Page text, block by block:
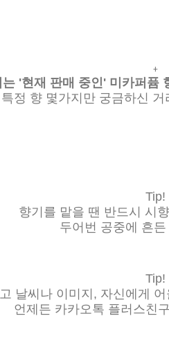
+
'현재 판매 중인' 미카퍼퓸
정 향 몇가지만 궁금하신
Tip!
향기를 맡을 땐 반드시 시
두어번 공중에 흔
Tip!
날씨나 이미지, 자신에게
언제든 카카오톡 플러스친